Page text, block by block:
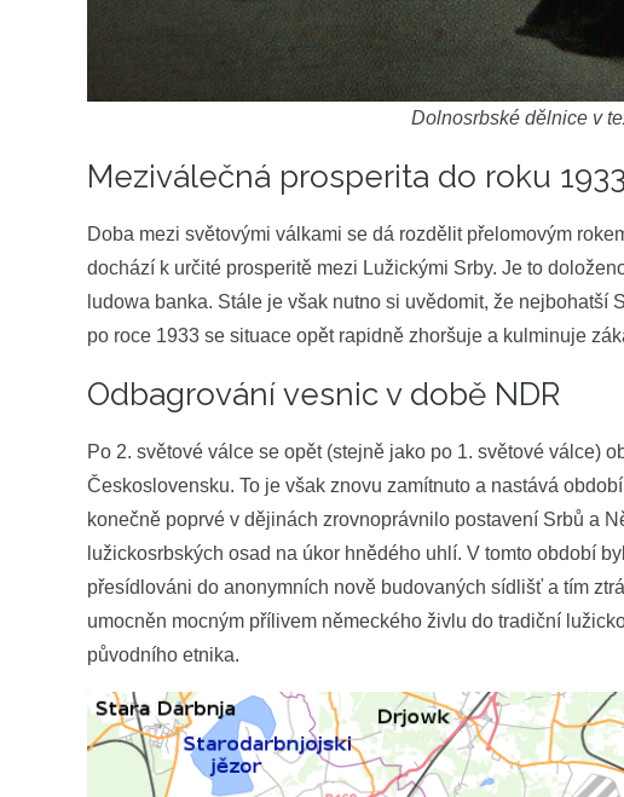
Dolnosrbské dělnice v
Meziválečná prosperita do roku 1933
Doba mezi světovými válkami se dá rozdělit přelomovým
dochází k určité prosperitě mezi Lužickými Srby. Je to
ludowa banka. Stále je však nutno si uvědomit, že
po roce 1933 se situace opět rapidně zhoršuje a kulminuje
Odbagrování vesnic v době NDR
Po 2. světové válce se opět (stejně jako po 1. světové válce)
Československu. To je však znovu zamítnuto a nastává
konečně poprvé v dějinách zrovnoprávnilo postavení Srbů a
lužickosrbských osad na úkor hnědého uhlí. V tomto období
přesídlováni do anonymních nově budovaných sídlišť a tím
umocněn mocným přílivem německého živlu do tradiční
původního etnika.